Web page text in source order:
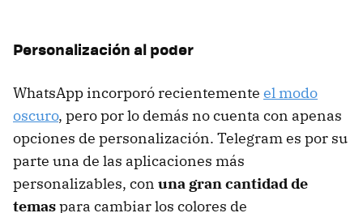
Personalización al poder
WhatsApp incorporó recientemente el modo
oscuro, pero por lo demás no cuenta con apenas
opciones de personalización. Telegram es por su
parte una de las aplicaciones más
personalizables, con una gran cantidad de
temaspara cambiar los colores de